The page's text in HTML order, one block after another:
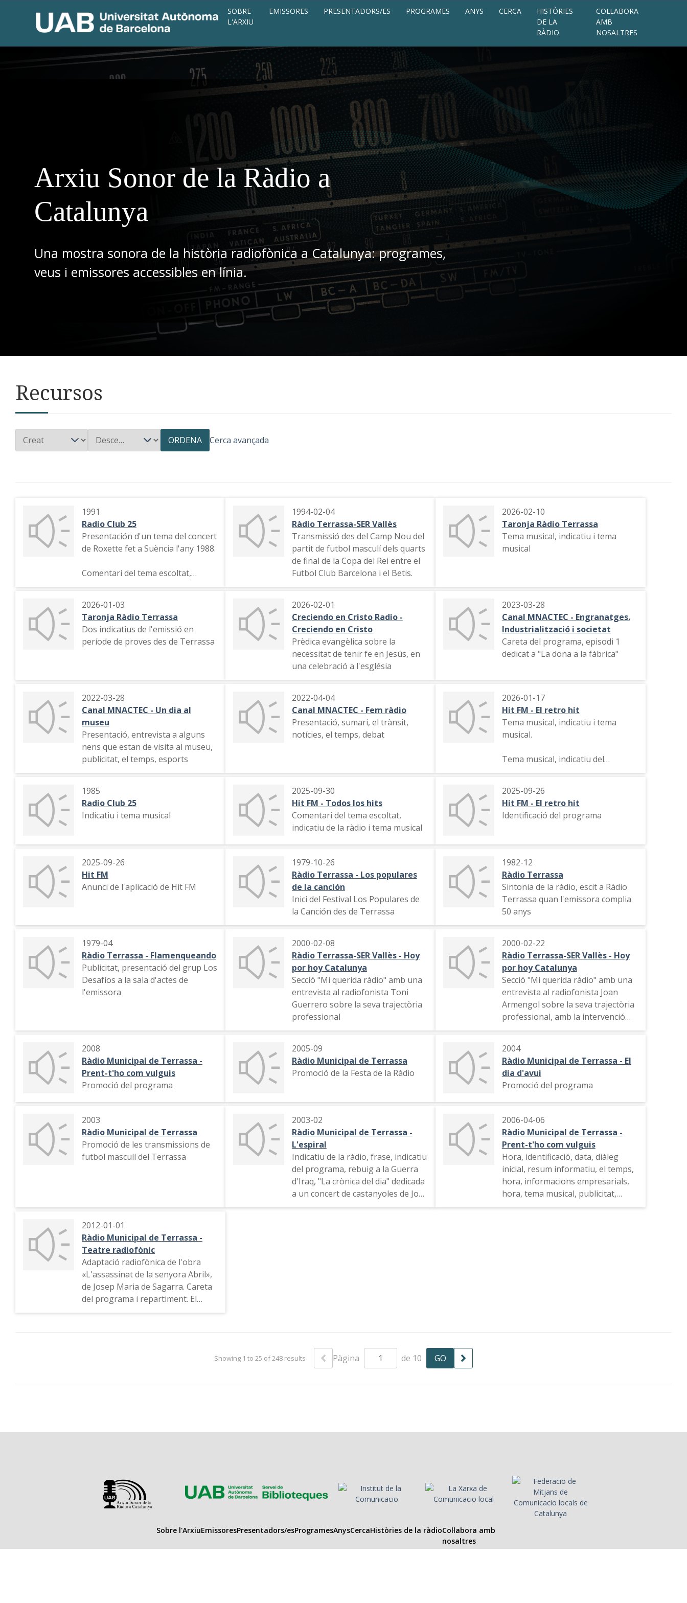
SOBRE
L'ARXIU
EMISSORES PRESENTADORS/ES PROGRAMES ANYS CERCA
HISTÒRIES
DE LA
RÀDIO
COL·LABORA
AMB
NOSALTRES
Arxiu Sonor de la Ràdio a
Catalunya
Una mostra sonora de la història radiofònica a Catalunya: programes,
veus i emissores accessibles en línia.
Recursos
ORDENA Cerca avançada
1991
Radio Club 25
Presentación d'un tema del concert
de Roxette fet a Suència l'any 1988.
Comentari del tema escoltat,
comiat de la locutora.
1994-02-04
Ràdio Terrassa-SER Vallès
Transmissió des del Camp Nou del
partit de futbol masculí dels quarts
de final de la Copa del Rei entre el
Futbol Club Barcelona i el Betis.
2026-02-10
Taronja Ràdio Terrassa
Tema musical, indicatiu i tema
musical
2026-01-03
Taronja Ràdio Terrassa
Dos indicatius de l'emissió en
període de proves des de Terrassa
2026-02-01
Creciendo en Cristo Radio -
Creciendo en Cristo
Prèdica evangèlica sobre la
necessitat de tenir fe en Jesús, en
una celebració a l'església
2023-03-28
Canal MNACTEC - Engranatges.
Industrialització i societat
Careta del programa, episodi 1
dedicat a "La dona a la fàbrica"
2022-03-28
Canal MNACTEC - Un dia al
museu
Presentació, entrevista a alguns
nens que estan de visita al museu,
publicitat, el temps, esports
2022-04-04
Canal MNACTEC - Fem ràdio
Presentació, sumari, el trànsit,
notícies, el temps, debat
2026-01-17
Hit FM - El retro hit
Tema musical, indicatiu i tema
musical.
Tema musical, indicatiu del
programa, tema musical.
1985
Radio Club 25
Indicatiu i tema musical
2025-09-30
Hit FM - Todos los hits
Comentari del tema escoltat,
indicatiu de la ràdio i tema musical
2025-09-26
Hit FM - El retro hit
Identificació del programa
2025-09-26
Hit FM
Anunci de l'aplicació de Hit FM
1979-10-26
Ràdio Terrassa - Los populares
de la canción
Inici del Festival Los Populares de
la Canción des de Terrassa
1982-12
Ràdio Terrassa
Sintonia de la ràdio, escit a Ràdio
Terrassa quan l'emissora complia
50 anys
1979-04
Ràdio Terrassa - Flamenqueando
Publicitat, presentació del grup Los
Desafíos a la sala d'actes de
l'emissora
2000-02-08
Ràdio Terrassa-SER Vallès - Hoy
por hoy Catalunya
Secció "Mi querida ràdio" amb una
entrevista al radiofonista Toni
Guerrero sobre la seva trajectòria
professional
2000-02-22
Ràdio Terrassa-SER Vallès - Hoy
por hoy Catalunya
Secció "Mi querida ràdio" amb una
entrevista al radiofonista Joan
Armengol sobre la seva trajectòria
professional, amb la intervenció
del directiu del Futbol Club
presentador José Luis Barcelona
2008
Ràdio Municipal de Terrassa -
Prent-t'ho com vulguis
Promoció del programa
2005-09
Ràdio Municipal de Terrassa
Promoció de la Festa de la Ràdio
2004
Ràdio Municipal de Terrassa - El
dia d'avui
Promoció del programa
2003
Ràdio Municipal de Terrassa
Promoció de les transmissions de
futbol masculí del Terrassa
2003-02
Ràdio Municipal de Terrassa -
L'espiral
Indicatiu de la ràdio, frase, indicatiu
del programa, rebuig a la Guerra
d'Iraq, "La crònica del dia" dedicada
a un concert de castanyoles de José
de Udaeta i el Carnaval
2006-04-06
Ràdio Municipal de Terrassa -
Prent-t'ho com vulguis
Hora, identificació, data, diàleg
inicial, resum informatiu, el temps,
hora, informacions empresarials,
hora, tema musical, publicitat,
indicatiu de la ràdio, hora, tema
2012-01-01
Ràdio Municipal de Terrassa -
Teatre radiofònic
Adaptació radiofònica de l'obra
«L'assassinat de la senyora Abril»,
de Josep Maria de Sagarra. Careta
del programa i repartiment. El
narrador situa l'acció. Primera
Showing 1 to 25 of 248 results Pàgina de 10
Sobre l'ArxiuEmissoresPresentadors/esProgramesAnysCercaHistòries de la ràdioCol·labora amb
nosaltres